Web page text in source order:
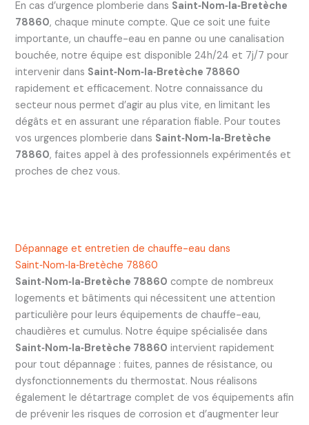
En cas d’urgence plomberie dans Saint‑Nom‑la‑Bretèche
78860, chaque minute compte. Que ce soit une fuite
importante, un chauffe-eau en panne ou une canalisation
bouchée, notre équipe est disponible 24h/24 et 7j/7 pour
intervenir dans Saint‑Nom‑la‑Bretèche 78860
rapidement et efficacement. Notre connaissance du
secteur nous permet d’agir au plus vite, en limitant les
dégâts et en assurant une réparation fiable. Pour toutes
vos urgences plomberie dans Saint‑Nom‑la‑Bretèche
78860, faites appel à des professionnels expérimentés et
proches de chez vous.
Dépannage et entretien de chauffe-eau dans
Saint‑Nom‑la‑Bretèche 78860
Saint‑Nom‑la‑Bretèche 78860 compte de nombreux
logements et bâtiments qui nécessitent une attention
particulière pour leurs équipements de chauffe-eau,
chaudières et cumulus. Notre équipe spécialisée dans
Saint‑Nom‑la‑Bretèche 78860 intervient rapidement
pour tout dépannage : fuites, pannes de résistance, ou
dysfonctionnements du thermostat. Nous réalisons
également le détartrage complet de vos équipements afin
de prévenir les risques de corrosion et d’augmenter leur